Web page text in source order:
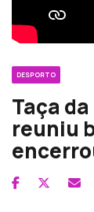
DESPORTO
Taça
reuniu